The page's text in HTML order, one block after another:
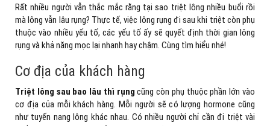
Rất nhiều người vẫn thắc mắc rằng tại sao triệt lông nhiều buổi rồi
mà lông vẫn lâu rụng? Thực tế, việc lông rụng đi sau khi triệt còn phụ
thuộc vào nhiều yếu tố, các yếu tố ấy sẽ quyết định thời gian lông
rụng và khả năng mọc lại nhanh hay chậm. Cùng tìm hiểu nhé!
Cơ địa của khách hàng
Triệt lông sau bao lâu thì rụng cũng còn phụ thuộc phần lớn vào
cơ địa của mỗi khách hàng. Mỗi người sẽ có lượng hormone cũng
như tuyến nang lông khác nhau. Có nhiều người chỉ cần đi triệt vài